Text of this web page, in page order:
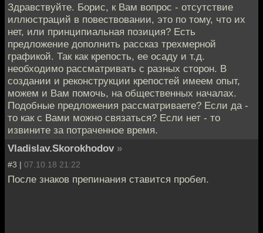
Здравствуйте. Борис, к Вам вопрос - отсутствие
иллюстраций в повествовании, это по тому, что их
нет, или принципиальная позиция? Есть
предложение дополнить рассказ трехмерной
графикой. Так как крепость, ее осаду и т.д.
необходимо рассматривать с разных сторон. В
создании и реконструкции крепостей имеем опыт,
можем и Вам помочь, на общественных началах.
Подобные предложения рассматриваете? Если да -
то как с Вами можно связаться? Если нет - то
извините за потраченное время.
Vladislav.Skorokhodov »
#3 | 07.10.18 21:22
После знаков препинания ставится пробел.